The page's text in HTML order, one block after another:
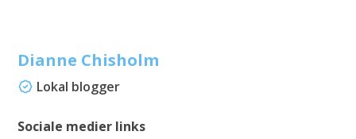
Dianne Chisholm
Lokal blogger
Sociale medier links